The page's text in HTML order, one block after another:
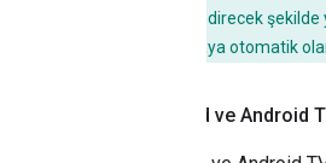
sitenize yönlendirecek şekilde
uygun mağazaya otomatik
Android ve Android